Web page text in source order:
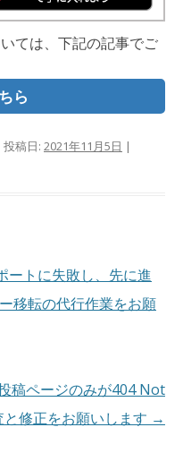
ては、下記の記事でご
ら
投稿日: 2021年11月5日 |
ートに失敗し、先に進
移転の代行作業をお願
稿ページのみが404 Not
修正をお願いします →